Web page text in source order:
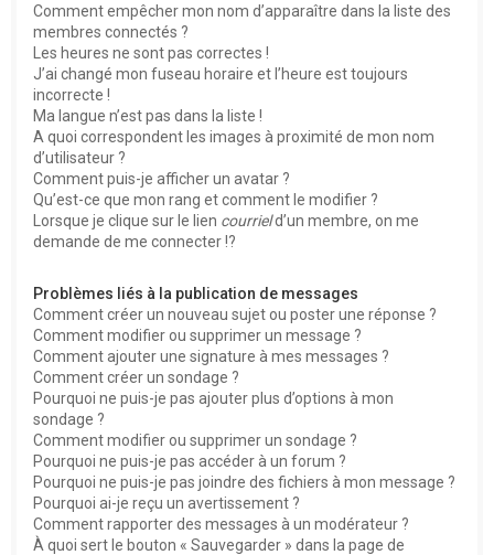
Comment empêcher mon nom d’apparaître dans la liste des
membres connectés ?
Les heures ne sont pas correctes !
J’ai changé mon fuseau horaire et l’heure est toujours
incorrecte !
Ma langue n’est pas dans la liste !
A quoi correspondent les images à proximité de mon nom
d’utilisateur ?
Comment puis-je afficher un avatar ?
Qu’est-ce que mon rang et comment le modifier ?
Lorsque je clique sur le lien courrield’un membre, on me
demande de me connecter !?
Problèmes liés à la publication de messages
Comment créer un nouveau sujet ou poster une réponse ?
Comment modifier ou supprimer un message ?
Comment ajouter une signature à mes messages ?
Comment créer un sondage ?
Pourquoi ne puis-je pas ajouter plus d’options à mon
sondage ?
Comment modifier ou supprimer un sondage ?
Pourquoi ne puis-je pas accéder à un forum ?
Pourquoi ne puis-je pas joindre des fichiers à mon message ?
Pourquoi ai-je reçu un avertissement ?
Comment rapporter des messages à un modérateur ?
À quoi sert le bouton « Sauvegarder » dans la page de